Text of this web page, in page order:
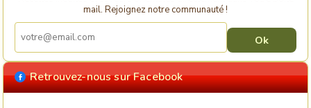
mail. Rejoignez notre communauté !
Retrouvez-nous sur Facebook